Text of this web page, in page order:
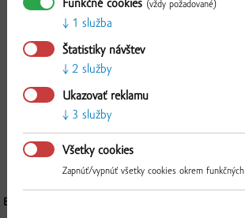
Obsah balíka:
2 ksMr. & Mrs. FRIZZANTE
1 ks
BALENIE:
Funkčné cookies (vždy požadované)
1 služba
Štatistiky návštev
2 služby
Ukazovať reklamu
3 služby
Všetky cookies
Zapnúť/vypnúť všetky cookies okrem funkčných